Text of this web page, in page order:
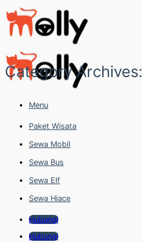
Skip
to
content
Menu
Paket Wisata
Sewa Mobil
Sewa Bus
Sewa Elf
Sewa Hiace
Hubungi
Hubungi
Category Archives: